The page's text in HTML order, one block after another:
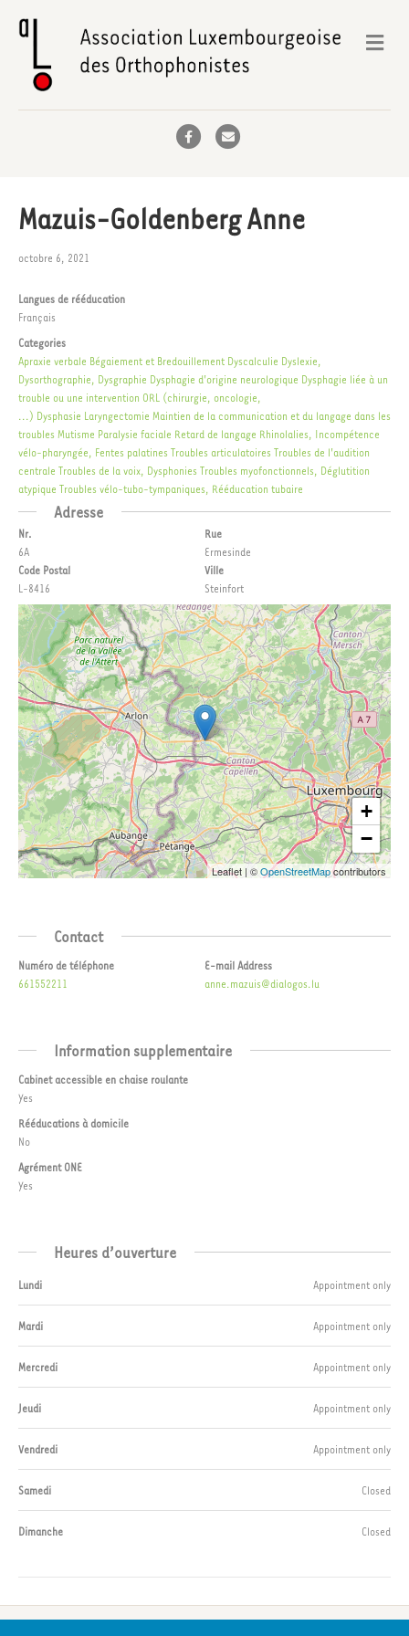
FacebookEmail
Mazuis-Goldenberg Anne
octobre 6, 2021
Langues de rééducation
Français
Categories
Apraxie verbale Bégaiement et Bredouillement Dyscalculie Dyslexie,
Dysorthographie, Dysgraphie Dysphagie d'origine neurologique Dysphagie liée à un
trouble ou une intervention ORL (chirurgie, oncologie,
...) Dysphasie Laryngectomie Maintien de la communication et du langage dans les
troubles Mutisme Paralysie faciale Retard de langage Rhinolalies, Incompétence
vélo-pharyngée, Fentes palatines Troubles articulatoires Troubles de l'audition
centrale Troubles de la voix, Dysphonies Troubles myofonctionnels, Déglutition
atypique Troubles vélo-tubo-tympaniques, Rééducation tubaire
Adresse
Nr.
6A
Code Postal
L-8416
Rue
Ermesinde
Ville
Steinfort
+
−
Leaflet | ©OpenStreetMapcontributors
Contact
Numéro de téléphone
661552211
E-mail Address
anne.mazuis@dialogos.lu
Information supplementaire
Cabinet accessible en chaise roulante
Yes
Rééducations à domicile
No
Agrément ONE
Yes
Heures d’ouverture
Lundi Appointment only
Mardi Appointment only
Mercredi Appointment only
Jeudi Appointment only
Vendredi Appointment only
Samedi Closed
Dimanche Closed